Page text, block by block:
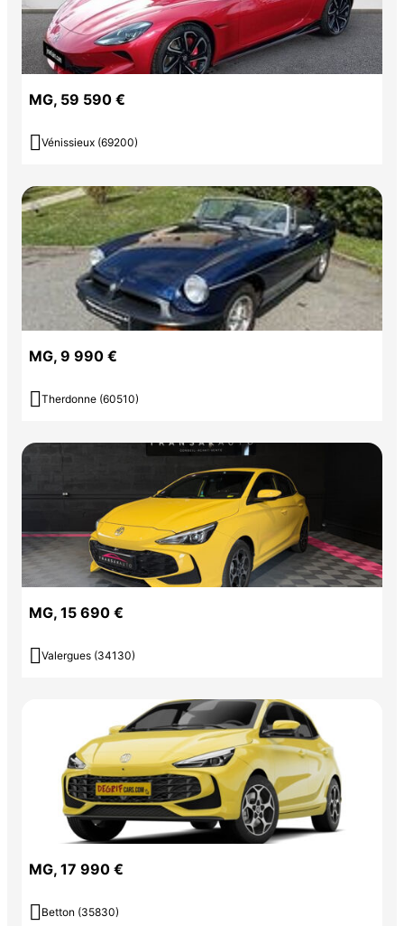
MG, 59 590 €
 Vénissieux (69200)
MG, 9 990 €
 Therdonne (60510)
MG, 15 690 €
 Valergues (34130)
MG, 17 990 €
 Betton (35830)